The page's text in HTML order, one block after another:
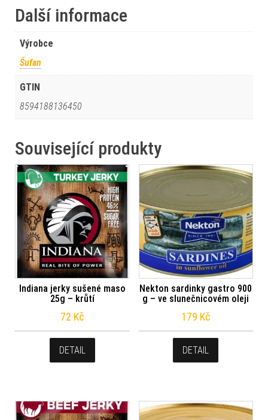
Další informace
Výrobce
Šufan
GTIN
8594188136450
Související produkty
Indiana jerky sušené maso
25g – krůtí
72 Kč
DETAIL
Nekton sardinky gastro 900
g – ve slunečnicovém oleji
179 Kč
DETAIL